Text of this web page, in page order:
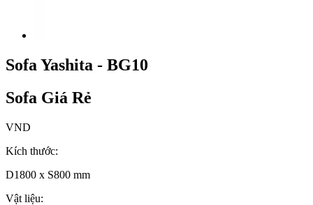
Sofa Yashita - BG10
Sofa Giá Rẻ
VND
Kích thước:
D1800 x S800 mm
Vật liệu: